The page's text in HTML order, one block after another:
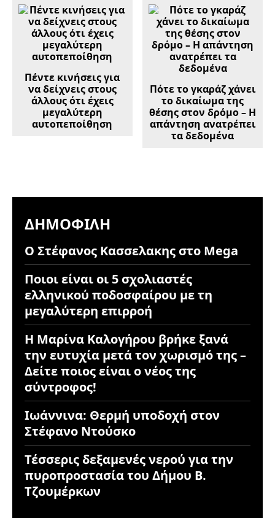
Πέντε κινήσεις για
να δείχνεις στους
άλλους ότι έχεις
μεγαλύτερη
αυτοπεποίθηση
Πότε το γκαράζ χάνει
το δικαίωμα της
θέσης στον δρόμο – Η
απάντηση ανατρέπει
τα δεδομένα
ΔΗΜΟΦΙΛΉ
Ο Στέφανος Κασσελακης στο Mega
Ποιοι είναι οι 5 σχολιαστές
ελληνικού ποδοσφαίρου με τη
μεγαλύτερη επιρροή
Η Μαρίνα Καλογήρου βρήκε ξανά
την ευτυχία μετά τον χωρισμό της –
Δείτε ποιος είναι ο νέος της
σύντροφος!
Ιωάννινα: Θερμή υποδοχή στον
Στέφανο Ντούσκο
Τέσσερις δεξαμενές νερού για την
πυροπροστασία του Δήμου Β.
Τζουμέρκων